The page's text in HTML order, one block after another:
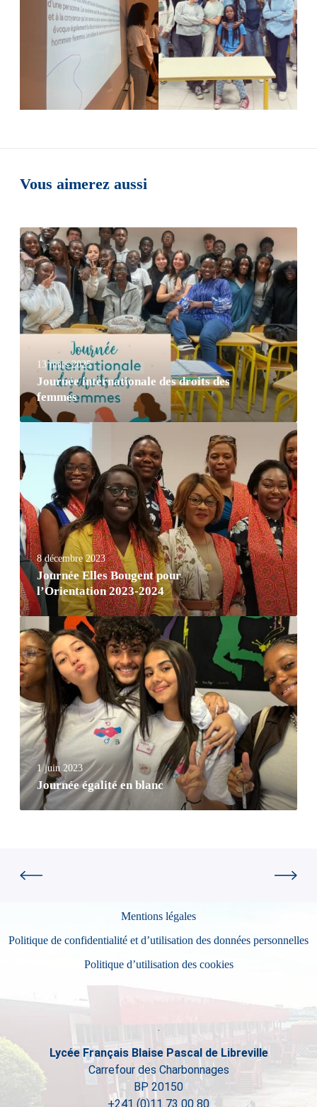
Vous aimerez aussi
13 mars 2025
Journée internationale des droits des
femmes
8 décembre 2023
Journée Elles Bougent pour
l’Orientation 2023-2024
1 juin 2023
Journée égalité en blanc
Mentions légales
Politique de confidentialité et d’utilisation des données personnelles
Politique d’utilisation des cookies
Lycée Français Blaise Pascal de Libreville
Carrefour des Charbonnages
BP 20150
+241 (0)11 73 00 80